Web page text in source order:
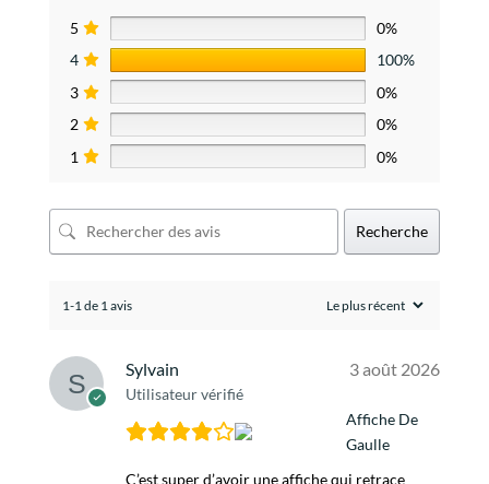
5
0%
4
100%
3
0%
2
0%
1
0%
Recherche
1-1 de 1 avis
Sylvain
Utilisateur vérifié
3 août 2026
Affiche De
Gaulle
C’est super d’avoir une affiche qui retrace